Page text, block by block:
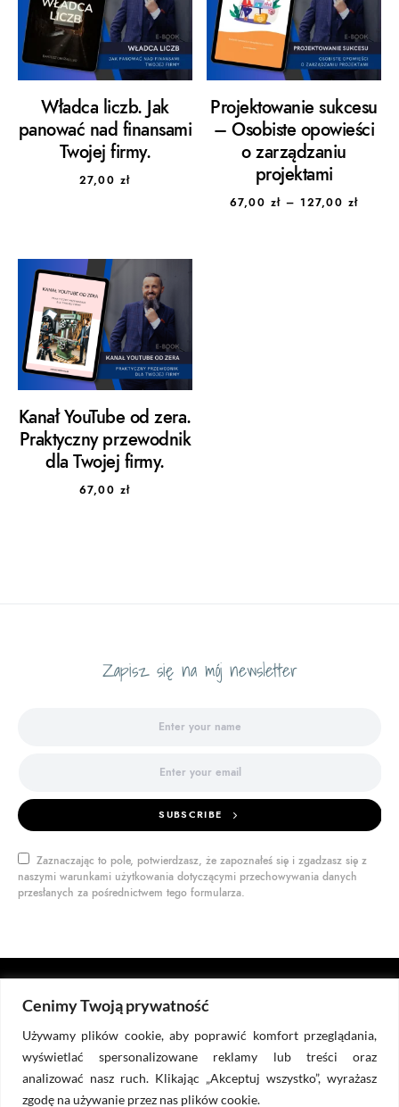
Cenimy Twoją prywatność
Używamy plików cookie, aby poprawić komfort przeglądania,
wyświetlać spersonalizowane reklamy lub treści oraz
analizować nasz ruch. Klikając „Akceptuj wszystko”, wyrażasz
zgodę na używanie przez nas plików cookie.
Władca liczb. Jak
panować nad finansami
Twojej firmy.
27,00 zł
Projektowanie sukcesu
– Osobiste opowieści
o zarządzaniu
projektami
67,00 zł – 127,00 zł
Kanał YouTube od zera.
Praktyczny przewodnik
dla Twojej firmy.
67,00 zł
Zapisz się na mój newsletter
SUBSCRIBE
Zaznaczając to pole, potwierdzasz, że zapoznałeś się i zgadzasz się z
naszymi warunkami użytkowania dotyczącymi przechowywania danych
przesłanych za pośrednictwem tego formularza.
DOKTOR BIZNES
DORADZTWO RYSOWANKI